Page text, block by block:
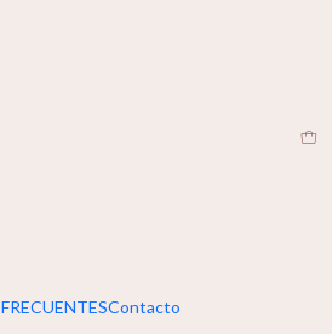
Contacto
tu muro